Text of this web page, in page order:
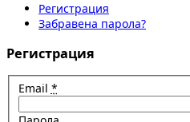
Регистрация
Забравена парола?
Регистрация
Email *